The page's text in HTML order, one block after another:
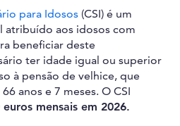
para Idosos (CSI) é um
atribuído aos idosos com
beneficiar deste
ter idade igual ou superior
à pensão de velhice, que
anos e 7 meses. O CSI
euros mensais em 2026.